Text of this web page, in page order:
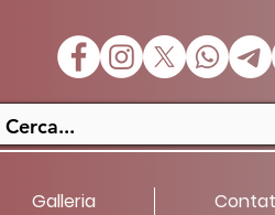
Galleria